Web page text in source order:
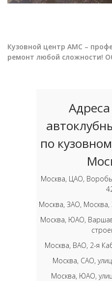
Кузовной центр АМС –
ремонт любой сложности!
по
Москва, ЦАО,
Москва, ЗАО, Москва,
Москва, ЮАО,
Москва, ВАО, 2-я
Москва, САО,
Москва, ЮАО,